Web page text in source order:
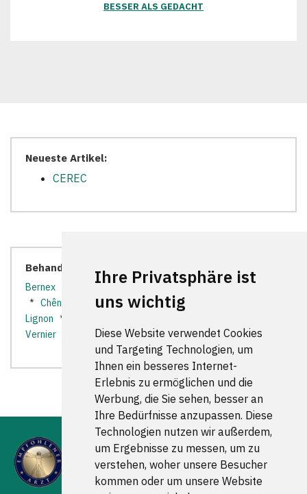
Ihre Privatsphäre ist
uns wichtig
Diese Website verwendet Cookies
und Targeting Technologien, um
Ihnen ein besseres Internet-
Erlebnis zu ermöglichen und die
Werbung, die Sie sehen, besser an
Ihre Bedürfnisse anzupassen. Diese
Technologien nutzen wir außerdem,
um Ergebnisse zu messen, um zu
verstehen, woher unsere Besucher
kommen oder um unsere Website
BESSER ALS GEDACHT
Neueste Artikel:
CEREC
Behandler in der Nähe:
Bernex *
* Chêne-Bourg*Genève (Genf) *
Lignon *
Vernier
Vessy*Veyrier*